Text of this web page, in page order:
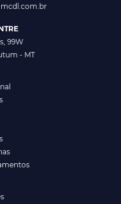
99W
- MT